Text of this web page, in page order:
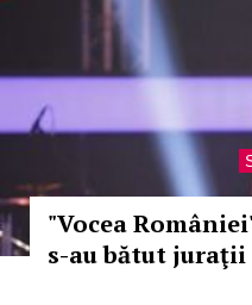
"Vocea
s-au bătut juraţii